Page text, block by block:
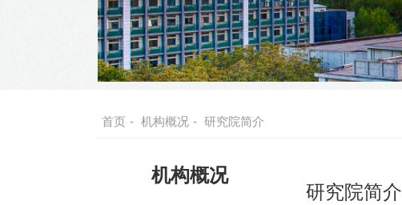
首页 - 机构概况 - 研究院简介
机构概况
研究院简介